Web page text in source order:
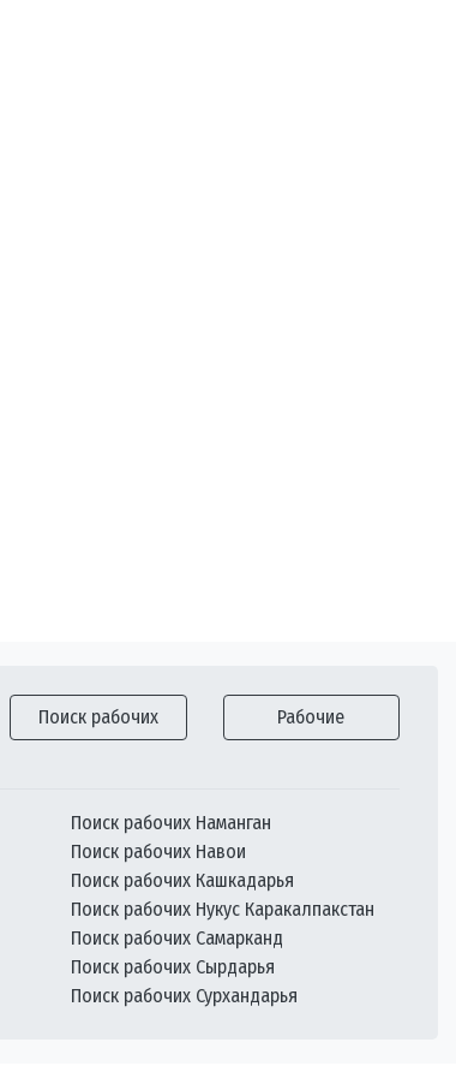
Поиск рабочих Рабочие
Поиск рабочих Наманган
Поиск рабочих Навои
Поиск рабочих Кашкадарья
Поиск рабочих Нукус Каракалпакстан
Поиск рабочих Самарканд
Поиск рабочих Сырдарья
Поиск рабочих Сурхандарья